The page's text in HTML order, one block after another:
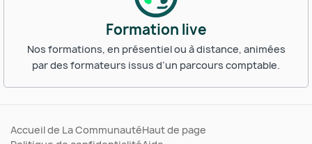
Formation live
Nos formations, en présentiel ou à distance, animées
par des formateurs issus d’un parcours comptable.
Accueil de La CommunautéHaut de page